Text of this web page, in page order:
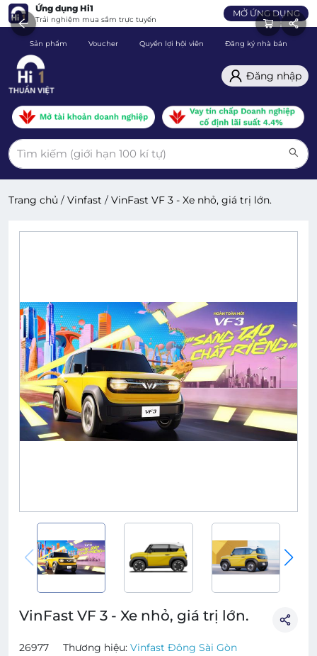
Ứng dụng Hi1
Trải nghiệm mua sắm trực tuyến
MỞ ỨNG DỤNG
Sản phẩm Voucher Quyền lợi hội viên Đăng ký nhà bán
Đăng nhập
Trang chủ / Vinfast / VinFast VF 3 - Xe nhỏ, giá trị lớn.
VinFast VF 3 - Xe nhỏ, giá trị lớn.
26977 Thương hiệu: Vinfast Đông Sài Gòn